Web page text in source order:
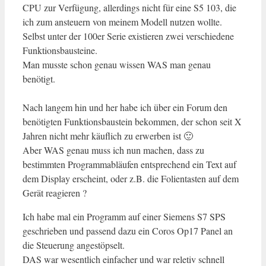
CPU zur Verfügung, allerdings nicht für eine S5 103, die
ich zum ansteuern von meinem Modell nutzen wollte.
Selbst unter der 100er Serie existieren zwei verschiedene
Funktionsbausteine.
Man musste schon genau wissen WAS man genau
benötigt.
Nach langem hin und her habe ich über ein Forum den
benötigten Funktionsbaustein bekommen, der schon seit X
Jahren nicht mehr käuflich zu erwerben ist 🙂
Aber WAS genau muss ich nun machen, dass zu
bestimmten Programmabläufen entsprechend ein Text auf
dem Display erscheint, oder z.B. die Folientasten auf dem
Gerät reagieren ?
Ich habe mal ein Programm auf einer Siemens S7 SPS
geschrieben und passend dazu ein Coros Op17 Panel an
die Steuerung angestöpselt.
DAS war wesentlich einfacher und war reletiv schnell